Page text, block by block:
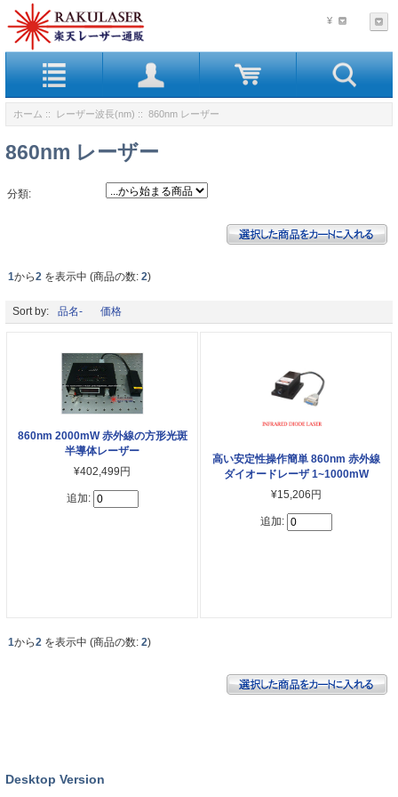
¥
ホーム :: レーザー波長(nm) :: 860nm レーザー
860nm レーザー
分類:
1から2 を表示中 (商品の数: 2)
Sort by: 品名- 価格
860nm 2000mW 赤外線の方形光斑
半導体レーザー
¥402,499円
追加:
高い安定性操作簡単 860nm 赤外線
ダイオードレーザ 1~1000mW
¥15,206円
追加:
1から2 を表示中 (商品の数: 2)
Desktop Version